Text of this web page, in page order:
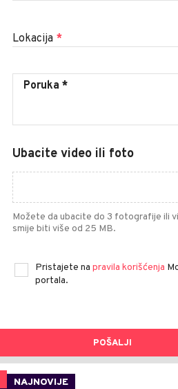
Lokacija *
Ubacite video ili foto
Možete da ubacite do 3 fotografije ili
smije biti više od 25 MB.
Pristajete na pravila korišćenja
portala.
POŠALJI
NAJNOVIJE